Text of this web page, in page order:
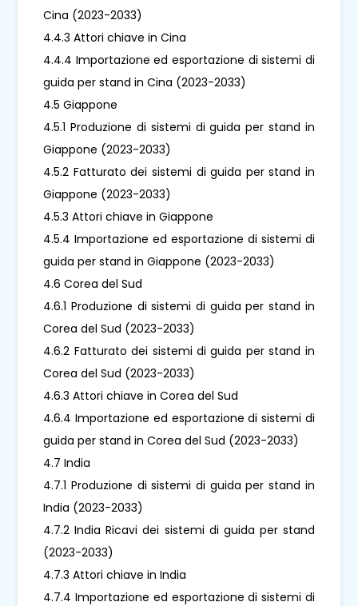
Cina (2023-2033)
4.4.3 Attori chiave in Cina
4.4.4 Importazione ed esportazione di sistemi di
guida per stand in Cina (2023-2033)
4.5 Giappone
4.5.1 Produzione di sistemi di guida per stand in
Giappone (2023-2033)
4.5.2 Fatturato dei sistemi di guida per stand in
Giappone (2023-2033)
4.5.3 Attori chiave in Giappone
4.5.4 Importazione ed esportazione di sistemi di
guida per stand in Giappone (2023-2033)
4.6 Corea del Sud
4.6.1 Produzione di sistemi di guida per stand in
Corea del Sud (2023-2033)
4.6.2 Fatturato dei sistemi di guida per stand in
Corea del Sud (2023-2033)
4.6.3 Attori chiave in Corea del Sud
4.6.4 Importazione ed esportazione di sistemi di
guida per stand in Corea del Sud (2023-2033)
4.7 India
4.7.1 Produzione di sistemi di guida per stand in
India (2023-2033)
4.7.2 India Ricavi dei sistemi di guida per stand
(2023-2033)
4.7.3 Attori chiave in India
4.7.4 Importazione ed esportazione di sistemi di